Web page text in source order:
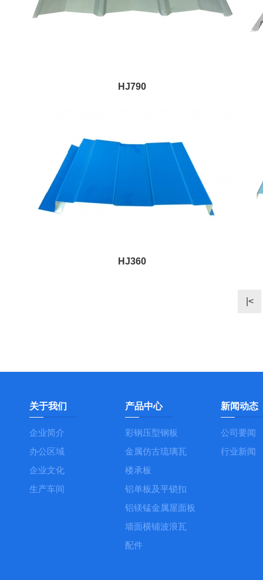
HJ790
HJ360
|<
关于我们
企业简介
办公区域
企业文化
生产车间
产品中心
彩钢压型钢板
金属仿古琉璃瓦
楼承板
铝单板及平锁扣
铝镁锰金属屋面板
墙面横铺波浪瓦
配件
新闻动态
公司要闻
行业新闻